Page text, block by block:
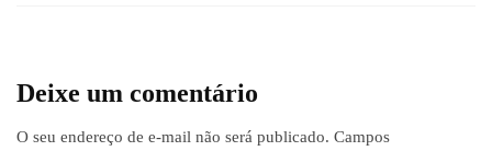
Deixe um comentário
O seu endereço de e-mail não será publicado. Campos